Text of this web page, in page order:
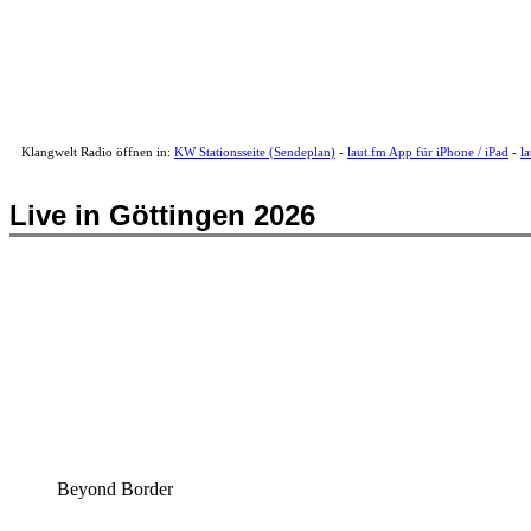
Klangwelt Radio öffnen in: KW Stationsseite (Sendeplan) - laut.fm App für iPhone / iPad -
Live in Göttingen 2026
Beyond Border